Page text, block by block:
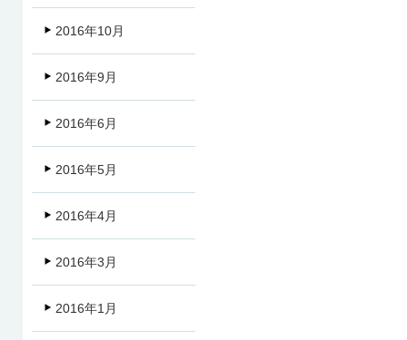
2016年10月
2016年9月
2016年6月
2016年5月
2016年4月
2016年3月
2016年1月